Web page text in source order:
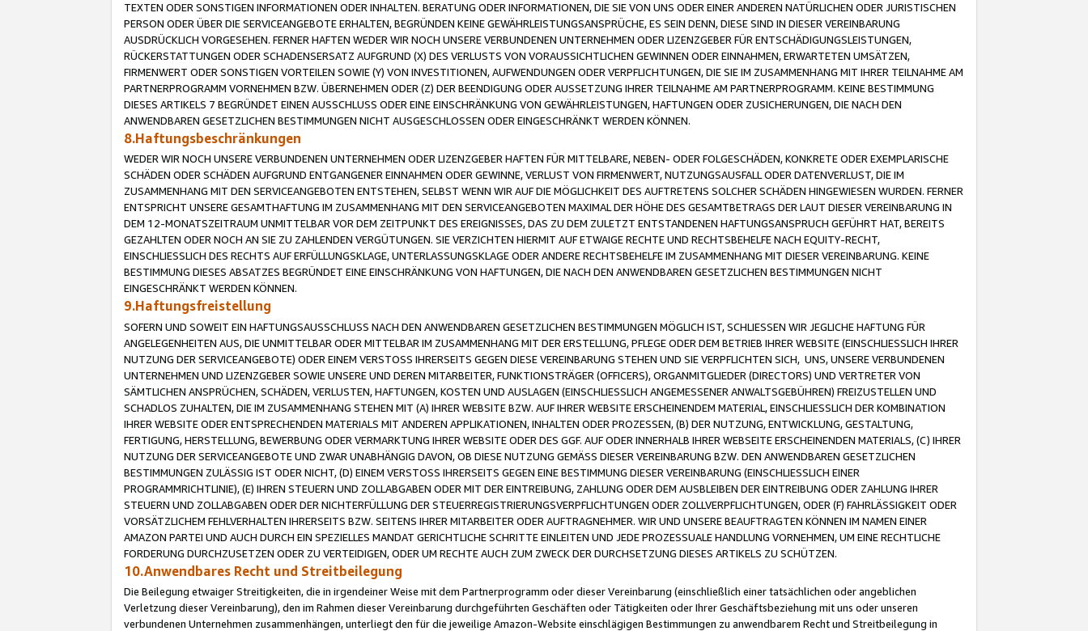
TEXTEN ODER SONSTIGEN INFORMATIONEN ODER INHALTEN. BERATUNG ODER INFORMATIONEN, DIE SIE VON UNS ODER EINER ANDEREN NATÜRLICHEN ODER JURISTISCHEN
PERSON ODER ÜBER DIE SERVICEANGEBOTE ERHALTEN, BEGRÜNDEN KEINE GEWÄHRLEISTUNGSANSPRÜCHE, ES SEIN DENN, DIESE SIND IN DIESER VEREINBARUNG
AUSDRÜCKLICH VORGESEHEN. FERNER HAFTEN WEDER WIR NOCH UNSERE VERBUNDENEN UNTERNEHMEN ODER LIZENZGEBER FÜR ENTSCHÄDIGUNGSLEISTUNGEN,
RÜCKERSTATTUNGEN ODER SCHADENSERSATZ AUFGRUND (X) DES VERLUSTS VON VORAUSSICHTLICHEN GEWINNEN ODER EINNAHMEN, ERWARTETEN UMSÄTZEN,
FIRMENWERT ODER SONSTIGEN VORTEILEN SOWIE (Y) VON INVESTITIONEN, AUFWENDUNGEN ODER VERPFLICHTUNGEN, DIE SIE IM ZUSAMMENHANG MIT IHRER TEILNAHME AM
PARTNERPROGRAMM VORNEHMEN BZW. ÜBERNEHMEN ODER (Z) DER BEENDIGUNG ODER AUSSETZUNG IHRER TEILNAHME AM PARTNERPROGRAMM. KEINE BESTIMMUNG
DIESES ARTIKELS 7 BEGRÜNDET EINEN AUSSCHLUSS ODER EINE EINSCHRÄNKUNG VON GEWÄHRLEISTUNGEN, HAFTUNGEN ODER ZUSICHERUNGEN, DIE NACH DEN
ANWENDBAREN GESETZLICHEN BESTIMMUNGEN NICHT AUSGESCHLOSSEN ODER EINGESCHRÄNKT WERDEN KÖNNEN.
8.Haftungsbeschränkungen
WEDER WIR NOCH UNSERE VERBUNDENEN UNTERNEHMEN ODER LIZENZGEBER HAFTEN FÜR MITTELBARE, NEBEN- ODER FOLGESCHÄDEN, KONKRETE ODER EXEMPLARISCHE
SCHÄDEN ODER SCHÄDEN AUFGRUND ENTGANGENER EINNAHMEN ODER GEWINNE, VERLUST VON FIRMENWERT, NUTZUNGSAUSFALL ODER DATENVERLUST, DIE IM
ZUSAMMENHANG MIT DEN SERVICEANGEBOTEN ENTSTEHEN, SELBST WENN WIR AUF DIE MÖGLICHKEIT DES AUFTRETENS SOLCHER SCHÄDEN HINGEWIESEN WURDEN. FERNER
ENTSPRICHT UNSERE GESAMTHAFTUNG IM ZUSAMMENHANG MIT DEN SERVICEANGEBOTEN MAXIMAL DER HÖHE DES GESAMTBETRAGS DER LAUT DIESER VEREINBARUNG IN
DEM 12-MONATSZEITRAUM UNMITTELBAR VOR DEM ZEITPUNKT DES EREIGNISSES, DAS ZU DEM ZULETZT ENTSTANDENEN HAFTUNGSANSPRUCH GEFÜHRT HAT, BEREITS
GEZAHLTEN ODER NOCH AN SIE ZU ZAHLENDEN VERGÜTUNGEN. SIE VERZICHTEN HIERMIT AUF ETWAIGE RECHTE UND RECHTSBEHELFE NACH EQUITY-RECHT,
EINSCHLIESSLICH DES RECHTS AUF ERFÜLLUNGSKLAGE, UNTERLASSUNGSKLAGE ODER ANDERE RECHTSBEHELFE IM ZUSAMMENHANG MIT DIESER VEREINBARUNG. KEINE
BESTIMMUNG DIESES ABSATZES BEGRÜNDET EINE EINSCHRÄNKUNG VON HAFTUNGEN, DIE NACH DEN ANWENDBAREN GESETZLICHEN BESTIMMUNGEN NICHT
EINGESCHRÄNKT WERDEN KÖNNEN.
9.Haftungsfreistellung
SOFERN UND SOWEIT EIN HAFTUNGSAUSSCHLUSS NACH DEN ANWENDBAREN GESETZLICHEN BESTIMMUNGEN MÖGLICH IST, SCHLIESSEN WIR JEGLICHE HAFTUNG FÜR
ANGELEGENHEITEN AUS, DIE UNMITTELBAR ODER MITTELBAR IM ZUSAMMENHANG MIT DER ERSTELLUNG, PFLEGE ODER DEM BETRIEB IHRER WEBSITE (EINSCHLIESSLICH IHRER
NUTZUNG DER SERVICEANGEBOTE) ODER EINEM VERSTOSS IHRERSEITS GEGEN DIESE VEREINBARUNG STEHEN UND SIE VERPFLICHTEN SICH, UNS, UNSERE VERBUNDENEN
UNTERNEHMEN UND LIZENZGEBER SOWIE UNSERE UND DEREN MITARBEITER, FUNKTIONSTRÄGER (OFFICERS), ORGANMITGLIEDER (DIRECTORS) UND VERTRETER VON
SÄMTLICHEN ANSPRÜCHEN, SCHÄDEN, VERLUSTEN, HAFTUNGEN, KOSTEN UND AUSLAGEN (EINSCHLIESSLICH ANGEMESSENER ANWALTSGEBÜHREN) FREIZUSTELLEN UND
SCHADLOS ZUHALTEN, DIE IM ZUSAMMENHANG STEHEN MIT (A) IHRER WEBSITE BZW. AUF IHRER WEBSITE ERSCHEINENDEM MATERIAL, EINSCHLIESSLICH DER KOMBINATION
IHRER WEBSITE ODER ENTSPRECHENDEN MATERIALS MIT ANDEREN APPLIKATIONEN, INHALTEN ODER PROZESSEN, (B) DER NUTZUNG, ENTWICKLUNG, GESTALTUNG,
FERTIGUNG, HERSTELLUNG, BEWERBUNG ODER VERMARKTUNG IHRER WEBSITE ODER DES GGF. AUF ODER INNERHALB IHRER WEBSEITE ERSCHEINENDEN MATERIALS, (C) IHRER
NUTZUNG DER SERVICEANGEBOTE UND ZWAR UNABHÄNGIG DAVON, OB DIESE NUTZUNG GEMÄSS DIESER VEREINBARUNG BZW. DEN ANWENDBAREN GESETZLICHEN
BESTIMMUNGEN ZULÄSSIG IST ODER NICHT, (D) EINEM VERSTOSS IHRERSEITS GEGEN EINE BESTIMMUNG DIESER VEREINBARUNG (EINSCHLIESSLICH EINER
PROGRAMMRICHTLINIE), (E) IHREN STEUERN UND ZOLLABGABEN ODER MIT DER EINTREIBUNG, ZAHLUNG ODER DEM AUSBLEIBEN DER EINTREIBUNG ODER ZAHLUNG IHRER
STEUERN UND ZOLLABGABEN ODER DER NICHTERFÜLLUNG DER STEUERREGISTRIERUNGSVERPFLICHTUNGEN ODER ZOLLVERPFLICHTUNGEN, ODER (F) FAHRLÄSSIGKEIT ODER
VORSÄTZLICHEM FEHLVERHALTEN IHRERSEITS BZW. SEITENS IHRER MITARBEITER ODER AUFTRAGNEHMER. WIR UND UNSERE BEAUFTRAGTEN KÖNNEN IM NAMEN EINER
AMAZON PARTEI UND AUCH DURCH EIN SPEZIELLES MANDAT GERICHTLICHE SCHRITTE EINLEITEN UND JEDE PROZESSUALE HANDLUNG VORNEHMEN, UM EINE RECHTLICHE
FORDERUNG DURCHZUSETZEN ODER ZU VERTEIDIGEN, ODER UM RECHTE AUCH ZUM ZWECK DER DURCHSETZUNG DIESES ARTIKELS ZU SCHÜTZEN.
10.Anwendbares Recht und Streitbeilegung
Die Beilegung etwaiger Streitigkeiten, die in irgendeiner Weise mit dem Partnerprogramm oder dieser Vereinbarung (einschließlich einer tatsächlichen oder angeblichen
Verletzung dieser Vereinbarung), den im Rahmen dieser Vereinbarung durchgeführten Geschäften oder Tätigkeiten oder Ihrer Geschäftsbeziehung mit uns oder unseren
verbundenen Unternehmen zusammenhängen, unterliegt den für die jeweilige Amazon-Website einschlägigen Bestimmungen zu anwendbarem Recht und Streitbeilegung in